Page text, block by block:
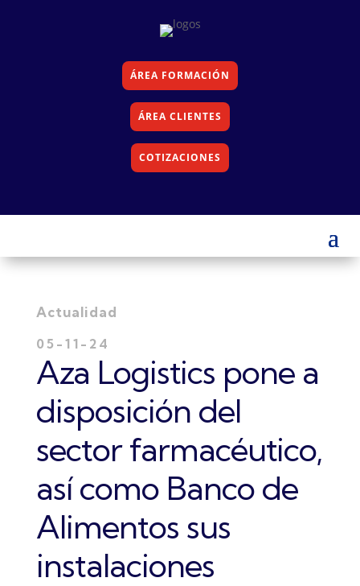
ÁREA FORMACIÓN
ÁREA CLIENTES
COTIZACIONES
Actualidad
05-11-24
Aza Logistics pone a
disposición del
sector farmacéutico,
así como Banco de
Alimentos sus
instalaciones